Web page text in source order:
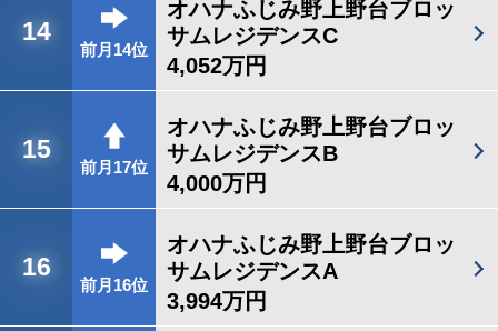
14
前月14位
オハナふじみ野上野台ブロッ
サムレジデンスC
4,052万円
15
前月17位
オハナふじみ野上野台ブロッ
サムレジデンスB
4,000万円
16
前月16位
オハナふじみ野上野台ブロッ
サムレジデンスA
3,994万円